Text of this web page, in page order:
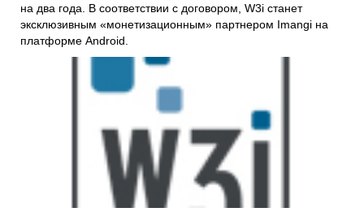
на два года. В соответствии с договором, W3i станет
эксклюзивным «монетизационным» партнером Imangi на
платформе Android.